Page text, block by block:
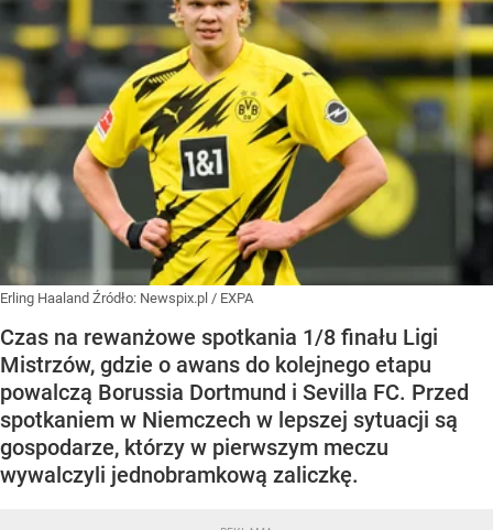
Erling Haaland Źródło: Newspix.pl / EXPA
Czas na rewanżowe spotkania 1/8 finału Ligi
Mistrzów, gdzie o awans do kolejnego etapu
powalczą Borussia Dortmund i Sevilla FC. Przed
spotkaniem w Niemczech w lepszej sytuacji są
gospodarze, którzy w pierwszym meczu
wywalczyli jednobramkową zaliczkę.